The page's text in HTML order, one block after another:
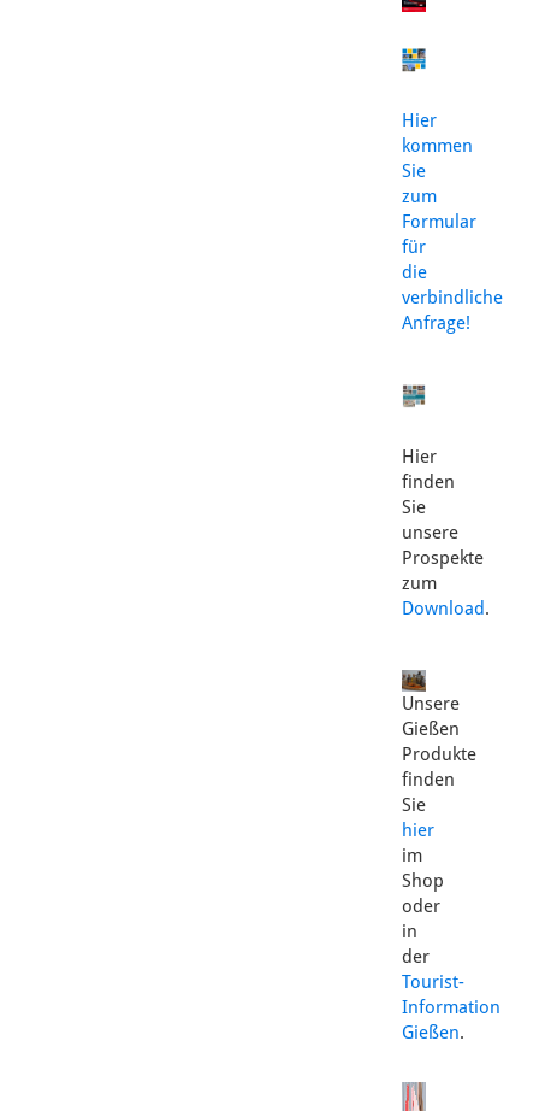
Hier
kommen
Sie
zum
Formular
für
die
verbindliche
Anfrage!
Hier
finden
Sie
unsere
Prospekte
zum
Download.
Unsere
Gießen
Produkte
finden
Sie
hier
im
Shop
oder
in
der
Tourist-
Information
Gießen.